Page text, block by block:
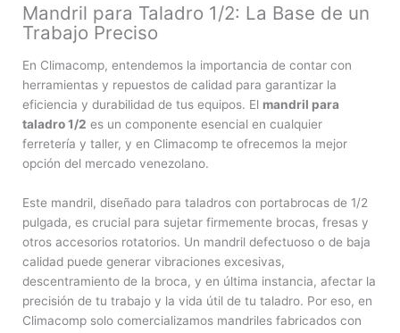
Mandril para Taladro 1/2: La Base de un
Trabajo Preciso
En Climacomp, entendemos la importancia de contar con
herramientas y repuestos de calidad para garantizar la
eficiencia y durabilidad de tus equipos. El mandril para
taladro 1/2 es un componente esencial en cualquier
ferretería y taller, y en Climacomp te ofrecemos la mejor
opción del mercado venezolano.
Este mandril, diseñado para taladros con portabrocas de 1/2
pulgada, es crucial para sujetar firmemente brocas, fresas y
otros accesorios rotatorios. Un mandril defectuoso o de baja
calidad puede generar vibraciones excesivas,
descentramiento de la broca, y en última instancia, afectar la
precisión de tu trabajo y la vida útil de tu taladro. Por eso, en
Climacomp solo comercializamos mandriles fabricados con